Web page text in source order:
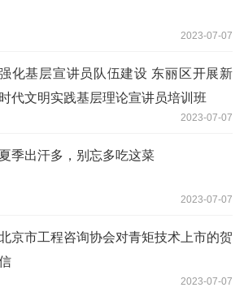
2023-07-07
化基层宣讲员队伍建设 东丽区开展新
时代文明实践基层理论宣讲员培训班
2023-07-07
夏季出汗多，别忘多吃这菜
2023-07-07
京市工程咨询协会对青矩技术上市的贺
2023-07-07